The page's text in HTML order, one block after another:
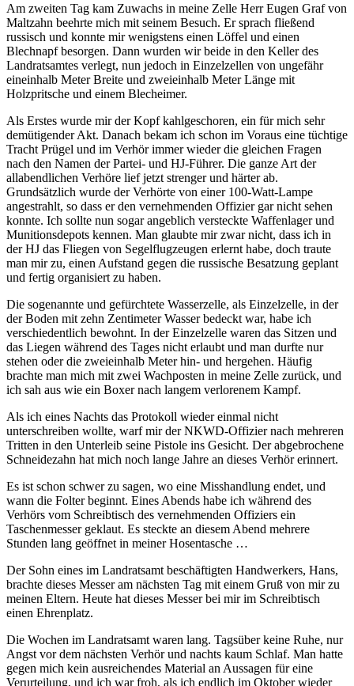
Am zweiten Tag kam Zuwachs in meine Zelle Herr Eugen Graf von
Maltzahn beehrte mich mit seinem Besuch. Er sprach fließend
russisch und konnte mir wenigstens einen Löffel und einen
Blechnapf besorgen. Dann wurden wir beide in den Keller des
Landratsamtes verlegt, nun jedoch in Einzelzellen von ungefähr
eineinhalb Meter Breite und zweieinhalb Meter Länge mit
Holzpritsche und einem Blecheimer.
Als Erstes wurde mir der Kopf kahlgeschoren, ein für mich sehr
demütigender Akt. Danach bekam ich schon im Voraus eine tüchtige
Tracht Prügel und im Verhör immer wieder die gleichen Fragen
nach den Namen der Partei- und HJ-Führer. Die ganze Art der
allabendlichen Verhöre lief jetzt strenger und härter ab.
Grundsätzlich wurde der Verhörte von einer 100-Watt-Lampe
angestrahlt, so dass er den vernehmenden Offizier gar nicht sehen
konnte. Ich sollte nun sogar angeblich versteckte Waffenlager und
Munitionsdepots kennen. Man glaubte mir zwar nicht, dass ich in
der HJ das Fliegen von Segelflugzeugen erlernt habe, doch traute
man mir zu, einen Aufstand gegen die russische Besatzung geplant
und fertig organisiert zu haben.
Die sogenannte und gefürchtete Wasserzelle, als Einzelzelle, in der
der Boden mit zehn Zentimeter Wasser bedeckt war, habe ich
verschiedentlich bewohnt. In der Einzelzelle waren das Sitzen und
das Liegen während des Tages nicht erlaubt und man durfte nur
stehen oder die zweieinhalb Meter hin- und hergehen. Häufig
brachte man mich mit zwei Wachposten in meine Zelle zurück, und
ich sah aus wie ein Boxer nach langem verlorenem Kampf.
Als ich eines Nachts das Protokoll wieder einmal nicht
unterschreiben wollte, warf mir der NKWD-Offizier nach mehreren
Tritten in den Unterleib seine Pistole ins Gesicht. Der abgebrochene
Schneidezahn hat mich noch lange Jahre an dieses Verhör erinnert.
Es ist schon schwer zu sagen, wo eine Misshandlung endet, und
wann die Folter beginnt. Eines Abends habe ich während des
Verhörs vom Schreibtisch des vernehmenden Offiziers ein
Taschenmesser geklaut. Es steckte an diesem Abend mehrere
Stunden lang geöffnet in meiner Hosentasche …
Der Sohn eines im Landratsamt beschäftigten Handwerkers, Hans,
brachte dieses Messer am nächsten Tag mit einem Gruß von mir zu
meinen Eltern. Heute hat dieses Messer bei mir im Schreibtisch
einen Ehrenplatz.
Die Wochen im Landratsamt waren lang. Tagsüber keine Ruhe, nur
Angst vor dem nächsten Verhör und nachts kaum Schlaf. Man hatte
gegen mich kein ausreichendes Material an Aussagen für eine
Verurteilung, und ich war froh, als ich endlich im Oktober wieder